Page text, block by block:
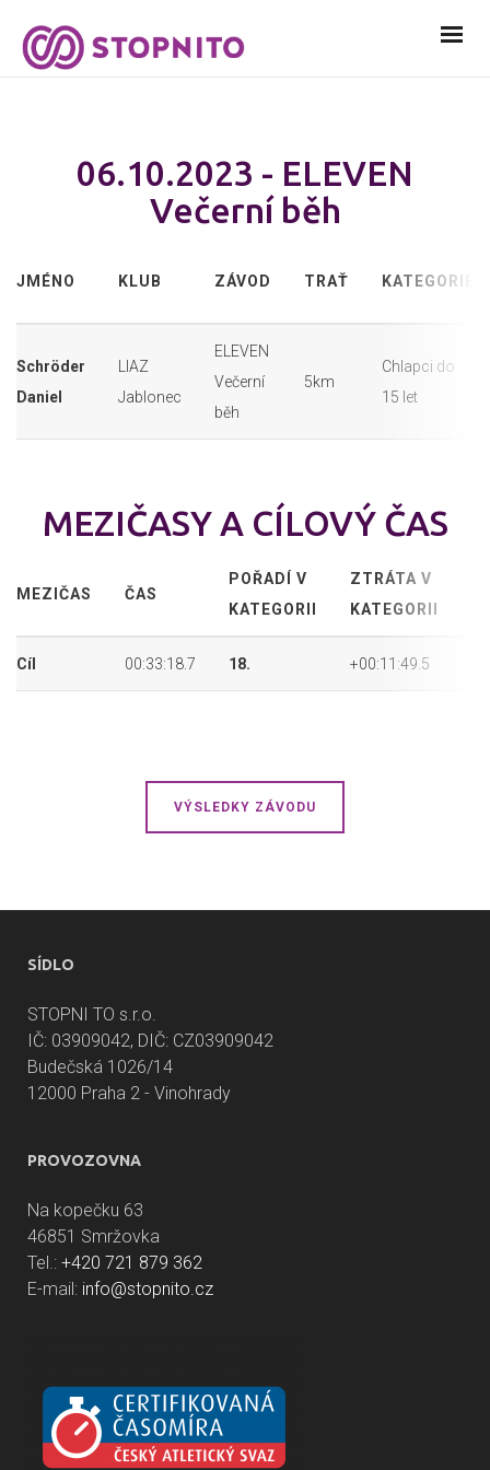
06.10.2023 - ELEVEN
Večerní běh
JMÉNO KLUB ZÁVOD TRAŤ KATEGORIE
Schröder
Daniel
LIAZ
Jablonec
ELEVEN
Večerní
běh
5km
Chlapci do
15 let
MEZIČASY A CÍLOVÝ ČAS
MEZIČAS ČAS
POŘADÍ V
KATEGORII
ZTRÁTA V
KATEGORII
Cíl 00:33:18.7 18. +00:11:49.5
VÝSLEDKY ZÁVODU
SÍDLO
STOPNI TO s.r.o.
IČ: 03909042, DIČ: CZ03909042
Budečská 1026/14
12000 Praha 2 - Vinohrady
PROVOZOVNA
Na kopečku 63
46851 Smržovka
Tel.: +420 721 879 362
E-mail: info@stopnito.cz